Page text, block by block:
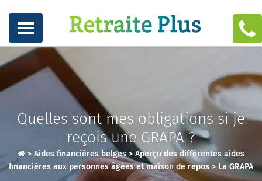
Quelles sont mes obligations si je
reçois une GRAPA ?
> Aides financières belges > Aperçu des différentes aides
financières aux personnes âgées et maison de repos > La GRAPA